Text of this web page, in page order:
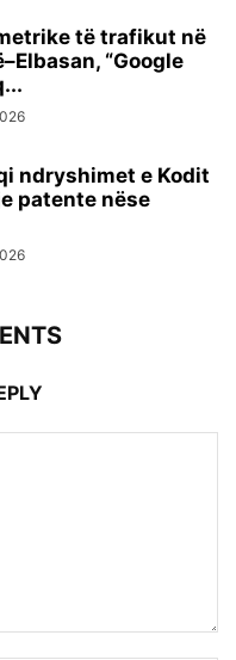
të trafikut në
“Google
ndryshimet e Kodit
patente nëse